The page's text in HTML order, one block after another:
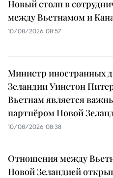
Новый столп в
между Вьетнамом и
10/08/2026 08:57
Министр иностранных
Зеландии Уинстон
Вьетнам является
партнёром Новой
10/08/2026 08:38
Отношения между
Новой Зеландией